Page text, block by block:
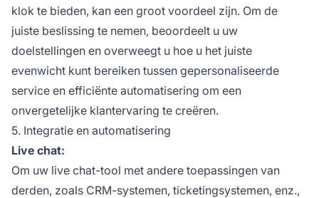
klok te bieden, kan een groot voordeel zijn. Om de
juiste beslissing te nemen, beoordeelt u uw
doelstellingen en overweegt u hoe u het juiste
evenwicht kunt bereiken tussen gepersonaliseerde
service en efficiënte automatisering om een
onvergetelijke klantervaring te creëren.
5. Integratie en automatisering
Live chat:
Om uw live chat-tool met andere toepassingen van
derden, zoals CRM-systemen, ticketingsystemen, enz.,